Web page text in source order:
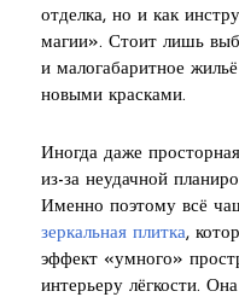
отделка, но и как
магии». Стоит лишь
и малогабаритное
новыми красками.
Иногда даже
из-за неудачной
Именно поэтому всё
зеркальная плитка,
эффект «умного»
интерьеру лёгкости.